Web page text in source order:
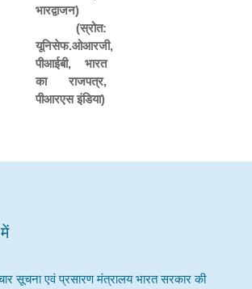
भारद्वाजन)
(स्रोत:
यूनिसेफ.ओआरजी,
पीआईबी, भारत
का राजपत्र,
पीआरएस इंडिया)
सूचना एवं प्रसारण मंत्रालय भारत सरकार की